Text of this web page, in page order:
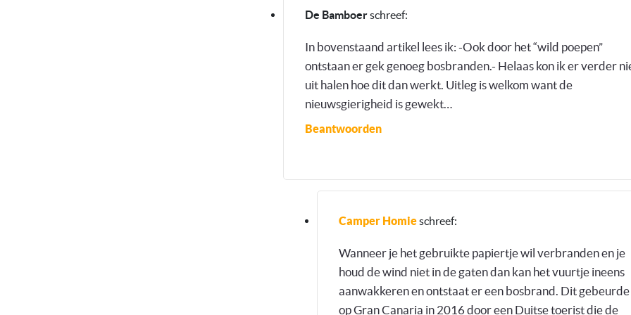
De Bamboerschreef:
In bovenstaand artikel lees ik: -Ook door het “wild poepen”
ontstaan er gek genoeg bosbranden.- Helaas kon ik er verder
uit halen hoe dit dan werkt. Uitleg is welkom want de
nieuwsgierigheid is gewekt…
Beantwoorden
Camper Homieschreef:
Wanneer je het gebruikte papiertje wil verbranden en je
houd de wind niet in de gaten dan kan het vuurtje ineens
aanwakkeren en ontstaat er een bosbrand. Dit gebeurde
op Gran Canaria in 2016 door een Duitse toerist die de